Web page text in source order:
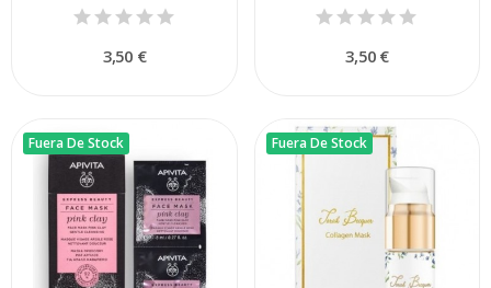
3,50 € 3,50 €
Fuera De Stock Fuera De Stock